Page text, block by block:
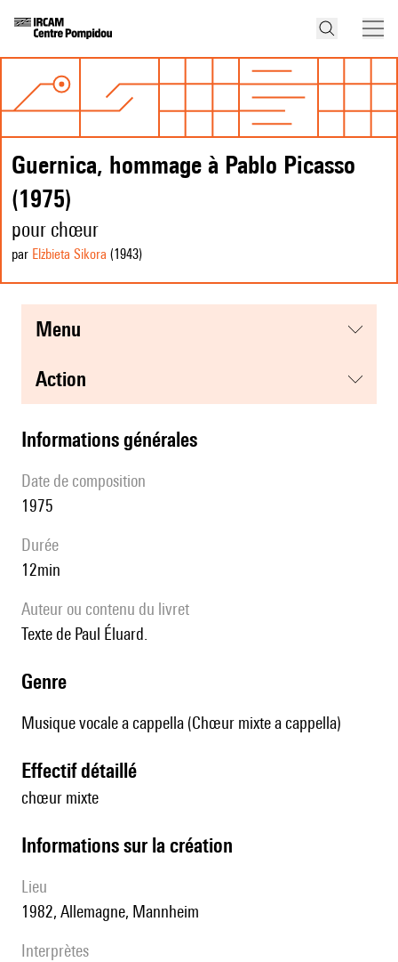
Guernica, hommage à Pablo Picasso
(1975)
pour chœur
par Elżbieta Sikora (1943)
menu
action
informations générales
date de composition
1975
durée
12min
Auteur ou contenu du livret
Texte de Paul Éluard.
genre
Musique vocale a cappella (Chœur mixte a cappella)
effectif détaillé
chœur mixte
informations sur la création
lieu
1982, Allemagne, Mannheim
interprètes